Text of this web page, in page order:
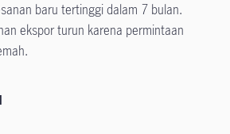
baru tertinggi dalam 7 bulan.
ekspor turun karena permintaan